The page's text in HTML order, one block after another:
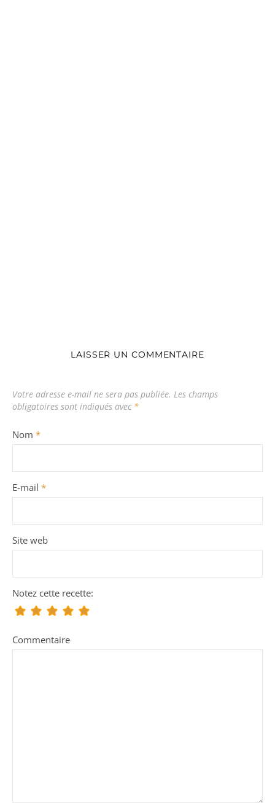
LAISSER UN COMMENTAIRE
Votre adresse e-mail ne sera pas publiée. Les champs
obligatoires sont indiqués avec *
Nom *
E-mail *
Site web
Notez cette recette:
Commentaire